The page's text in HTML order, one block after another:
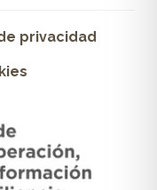
privacidad